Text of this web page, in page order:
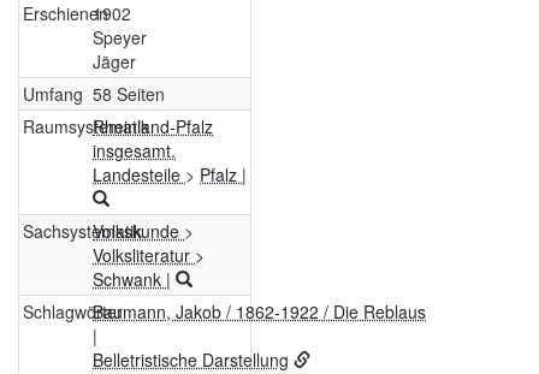
Erschienen1902
Speyer
Jäger
Umfang 58 Seiten
RaumsystematikRheinland-Pfalz
insgesamt.
Landesteile > Pfalz |
Sachsystematik
Volkskunde >
Volksliteratur >
Schwank |
SchlagwörterBaumann, Jakob / 1862-1922 / Die Reblaus
|
Belletristische Darstellung